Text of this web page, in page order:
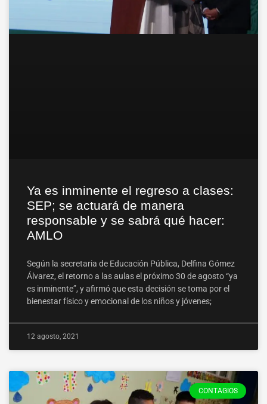
Ya es inminente el regreso a clases:
SEP; se actuará de manera
responsable y se sabrá qué hacer:
AMLO
Según la secretaria de Educación Pública, Delfina Gómez
Álvarez, el retorno a las aulas el próximo 30 de agosto “ya
es inminente”, y afirmó que esta decisión se toma por el
bienestar físico y emocional de los niños y jóvenes;
12 agosto, 2021
CONTAGIOS